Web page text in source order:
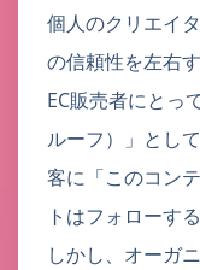
個人のクリエイ
の信頼性を左右
EC販売者にとっ
ルーフ）」とし
客に「このコン
トはフォローす
しかし、オーガ